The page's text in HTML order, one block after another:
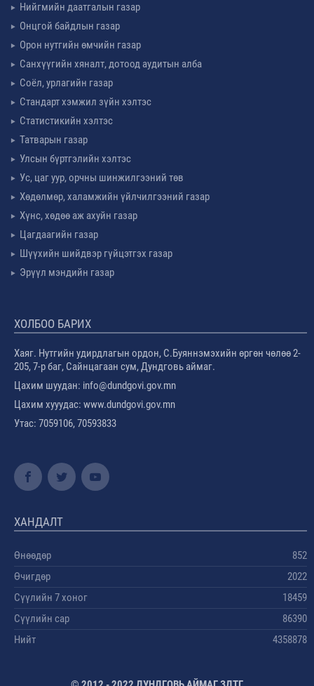
Нийгмийн даатгалын газар
Онцгой байдлын газар
Орон нутгийн өмчийн газар
Санхүүгийн хяналт, дотоод аудитын алба
Соёл, урлагийн газар
Стандарт хэмжил зүйн хэлтэс
Статистикийн хэлтэс
Татварын газар
Улсын бүртгэлийн хэлтэс
Ус, цаг уур, орчны шинжилгээний төв
Хөдөлмөр, халамжийн үйлчилгээний газар
Хүнс, хөдөө аж ахуйн газар
Цагдаагийн газар
Шүүхийн шийдвэр гүйцэтгэх газар
Эрүүл мэндийн газар
ХОЛБОО БАРИХ
Хаяг. Нутгийн удирдлагын ордон, С.Буяннэмэхийн өргөн чөлөө 2-
205, 7-р баг, Сайнцагаан сум, Дундговь аймаг.
Цахим шуудан: info@dundgovi.gov.mn
Цахим хууудас: www.dundgovi.gov.mn
Утас: 7059106, 70593833
ХАНДАЛТ
Өнөөдөр
852
Өчигдөр
2022
Сүүлийн 7 хоног
18459
Сүүлийн сар
86390
Нийт
4358878